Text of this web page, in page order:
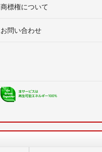
商標権について
お問い合わせ